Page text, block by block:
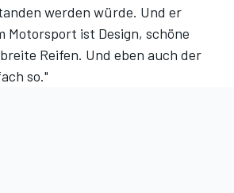
werden würde. Und er
Motorsport ist Design, schöne
Reifen. Und eben auch der
so."